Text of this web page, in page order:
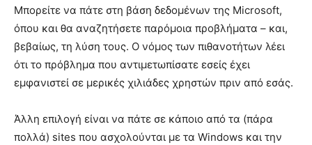
Μπορείτε να πάτε στη βάση δεδομένων της Microsoft,
όπου και θα αναζητήσετε παρόμοια προβλήματα – και,
βεβαίως, τη λύση τους. Ο νόμος των πιθανοτήτων λέει
ότι το πρόβλημα που αντιμετωπίσατε εσείς έχει
εμφανιστεί σε μερικές χιλιάδες χρηστών πριν από εσάς.
Άλλη επιλογή είναι να πάτε σε κάποιο από τα (πάρα
πολλά) sites που ασχολούνται με τα Windows και την